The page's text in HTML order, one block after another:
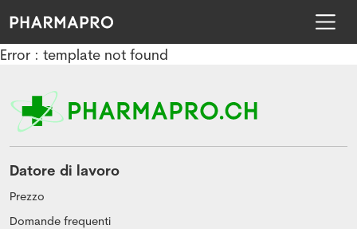
Error : template not found
Datore di lavoro
Prezzo
Domande frequenti